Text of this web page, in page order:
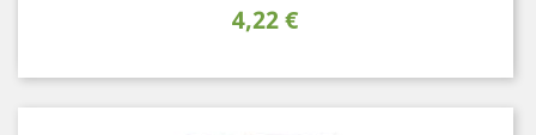
Prix
4,22 €